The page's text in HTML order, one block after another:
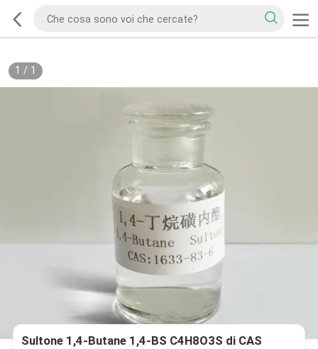
1 / 1
Sultone 1,4-Butane 1,4-BS C4H8O3S di CAS